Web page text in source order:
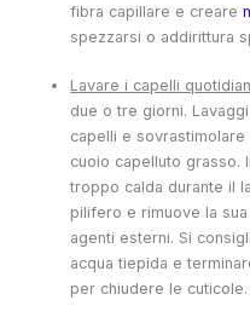
fibra capillare e creare
spezzarsi o addirittura
Lavare i capelli
due o tre giorni.
capelli e
cuoio capelluto grasso.
troppo calda durante il
pilifero e rimuove la
agenti esterni. Si
acqua tiepida e
per chiudere le cuticole.